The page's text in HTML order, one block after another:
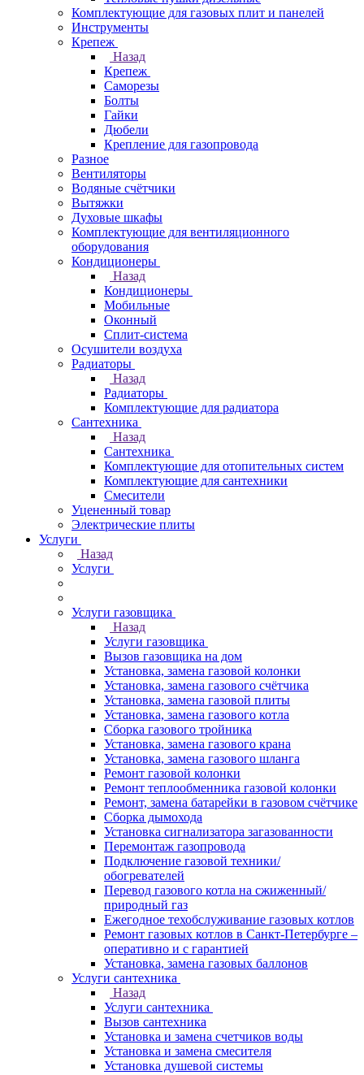
Комплектующие для газовых плит и панелей
Инструменты
Крепеж
Назад
Крепеж
Саморезы
Болты
Гайки
Дюбели
Крепление для газопровода
Разное
Вентиляторы
Водяные счётчики
Вытяжки
Духовые шкафы
Комплектующие для вентиляционного
оборудования
Кондиционеры
Назад
Кондиционеры
Мобильные
Оконный
Сплит-система
Осушители воздуха
Радиаторы
Назад
Радиаторы
Комплектующие для радиатора
Сантехника
Назад
Сантехника
Комплектующие для отопительных систем
Комплектующие для сантехники
Смесители
Уцененный товар
Электрические плиты
Услуги
Назад
Услуги
Услуги газовщика
Назад
Услуги газовщика
Вызов газовщика на дом
Установка, замена газовой колонки
Установка, замена газового счётчика
Установка, замена газовой плиты
Установка, замена газового котла
Сборка газового тройника
Установка, замена газового крана
Установка, замена газового шланга
Ремонт газовой колонки
Ремонт теплообменника газовой колонки
Ремонт, замена батарейки в газовом счётчике
Сборка дымохода
Установка сигнализатора загазованности
Перемонтаж газопровода
Подключение газовой техники/
обогревателей
Перевод газового котла на сжиженный/
природный газ
Ежегодное техобслуживание газовых котлов
Ремонт газовых котлов в Санкт-Петербурге –
оперативно и с гарантией
Установка, замена газовых баллонов
Услуги сантехника
Назад
Услуги сантехника
Вызов сантехника
Установка и замена счетчиков воды
Установка и замена смесителя
Установка душевой системы